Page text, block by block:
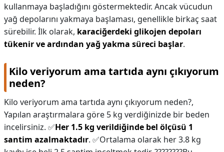
kullanmaya başladığını göstermektedir. Ancak vücudun
yağ depolarını yakmaya başlaması, genellikle birkaç saat
sürebilir. İlk olarak, karaciğerdeki glikojen depoları
tükenir ve ardından yağ yakma süreci başlar.
Kilo veriyorum ama tartıda aynı çıkıyorum
neden?
Kilo veriyorum ama tartıda aynı çıkıyorum neden?,
Yapılan araştırmalara göre 5 kg verdiğinizde bir beden
incelirsiniz. ✅Her 1.5 kg verildiğinde bel ölçüsü 1
santim azalmaktadır. ✅Ortalama olarak her 3.8 kg